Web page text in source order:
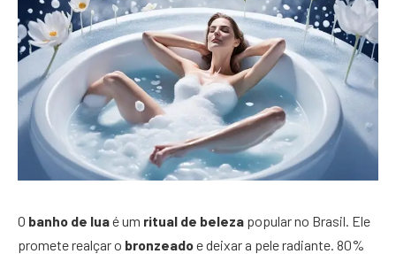
O banho de luaé um ritual de beleza popular no Brasil. Ele
promete realçar o bronzeadoe deixar a pele radiante. 80%